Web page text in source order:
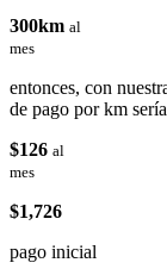
300km al
mes
entonces, con
de pago por km
$126 al
mes
$1,726
pago inicial